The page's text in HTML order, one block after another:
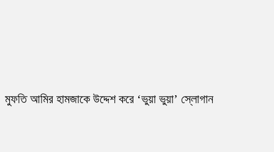
মুফতি আমির হামজাকে উদ্দেশ করে ‘ভুয়া ভুয়া’ স্লোগান